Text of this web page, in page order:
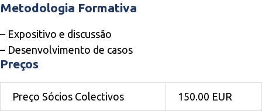
Metodologia Formativa
– Expositivo e discussão
– Desenvolvimento de casos
Preços
Preço Sócios Colectivos 150.00 EUR